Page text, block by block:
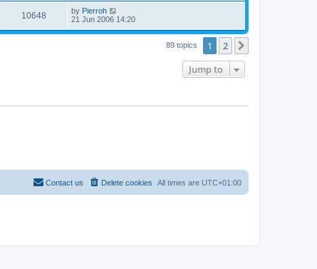
10648 by Pierroh
21 Jun 2006 14:20
89 topics 1 2
Jump to
All times are UTC+01:00
Delete cookies
Contact us